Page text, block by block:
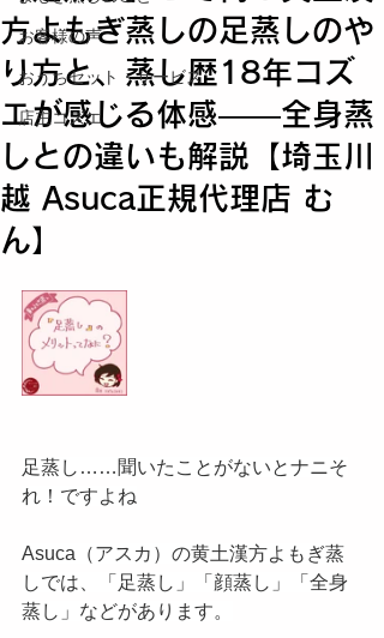
お客様の声
おうちセット・サービス
店主コズエ
方よもぎ蒸しの足蒸しのや
り方と、蒸し歴18年コズ
エが感じる体感——全身蒸
しとの違いも解説【埼玉川
越 Asuca正規代理店 む
ん】
足蒸し……聞いたことがないとナニそ
れ！ですよね
Asuca（アスカ）の黄土漢方よもぎ蒸
しでは、「足蒸し」「顔蒸し」「全身
蒸し」などがあります。